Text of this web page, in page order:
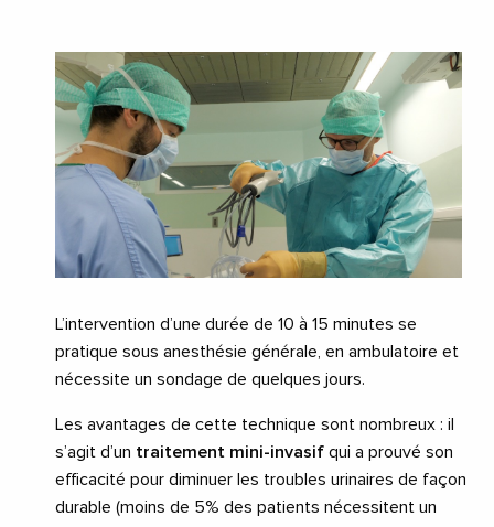
L’intervention d’une durée de 10 à 15 minutes se
pratique sous anesthésie générale, en ambulatoire et
nécessite un sondage de quelques jours.
Les avantages de cette technique sont nombreux : il
s’agit d’un traitement mini-invasif qui a prouvé son
efficacité pour diminuer les troubles urinaires de façon
durable (moins de 5% des patients nécessitent un